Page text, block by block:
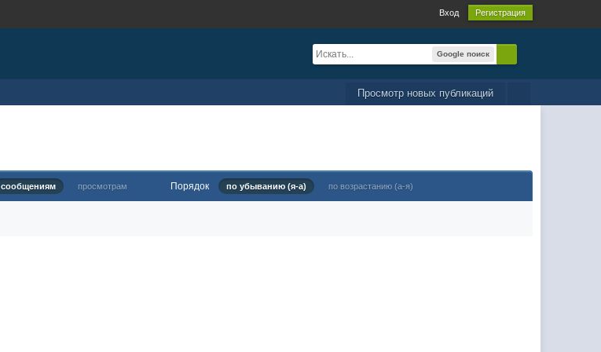
Вход Регистрация
Google поиск
Просмотр новых публикаций
сообщениям просмотрам Порядок по убыванию (я-а) по возрастанию (а-я)